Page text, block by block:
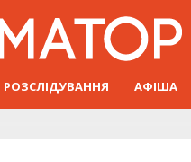
РОЗСЛІДУВАННЯ АФІША